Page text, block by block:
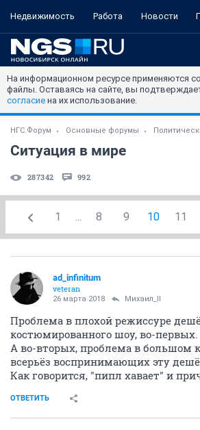
Недвижимость Работа Новости
На информационном ресурсе применяются
файлы. Оставаясь на сайте, вы
согласие на их использование.
НГС.Форум Основные форумы
Ситуация в мире
287342 992
1 ... 8 9 10 11
ad_infinitum
veteran
26 марта 2018 Михаил_II
Проблема в плохой режиссуре
костюмированного шоу, во-первых.
А во-вторых, проблема в большом
всерьёз воспринимающих эту
Как говорится, "пипл хавает" и
ОТВЕТИТЬ